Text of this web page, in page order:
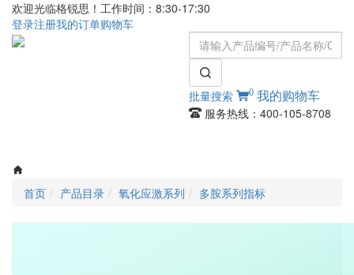
欢迎光临格锐思！工作时间：8:30-17:30
登录注册我的订单购物车
批量搜索 0 我的购物车
服务热线：400-105-8708
首页 产品目录 氧化应激系列 多胺系列指标